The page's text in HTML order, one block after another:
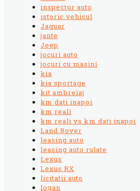
inspector auto
istoric vehicul
Jaguar
jante
Jeep
jocuri auto
jocuri cu masini
kia
kia sportage
kit ambreiaj
km dati inapoi
km reali
km reali vs km dati inapoi
Land Rover
leasing auto
leasing auto rulate
Lexus
Lexus RX
licitatii auto
logan